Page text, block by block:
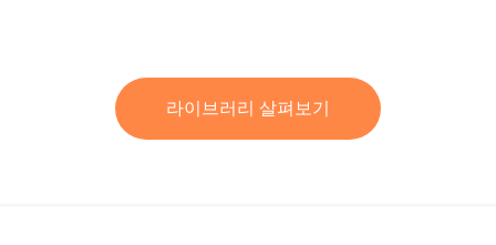
라이브러리 살펴보기